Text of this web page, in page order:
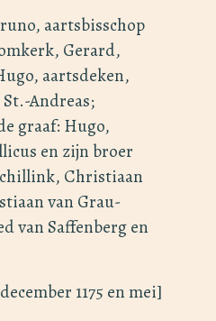
aartsbisschop
Gerard,
aartsdeken,
Andreas;
graaf: Hugo,
en zijn broer
Christiaan
van Grau-
van Saffenberg en
1175 en mei]